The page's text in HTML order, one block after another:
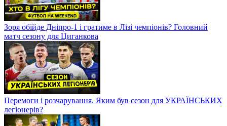
Зоря обійде Дніпро-1 і гратиме в Лізі чемпіонів? Головний
матч сезону для Циганкова
Перемоги і розчарування. Яким був сезон для УКРАЇНСЬКИХ
легіонерів?